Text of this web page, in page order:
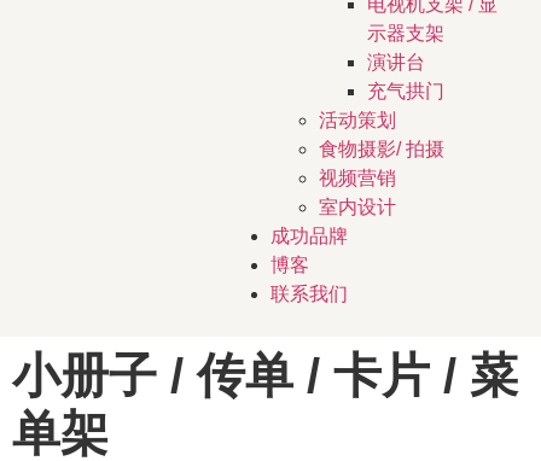
电视机支架 / 显
示器支架
演讲台
充气拱门
活动策划
食物摄影/ 拍摄
视频营销
室内设计
成功品牌
博客
联系我们
小册子 / 传单 / 卡片 / 菜
单架